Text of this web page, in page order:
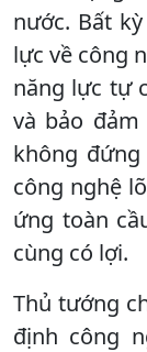
nước. Bất
lực về công
năng lực tự
và bảo đảm
không
công nghệ
ứng toàn
cùng có lợi.
Thủ tướng
định công